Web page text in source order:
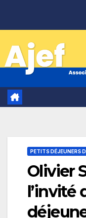
PETITS DÉJEUNERS
Olivier
l’invité